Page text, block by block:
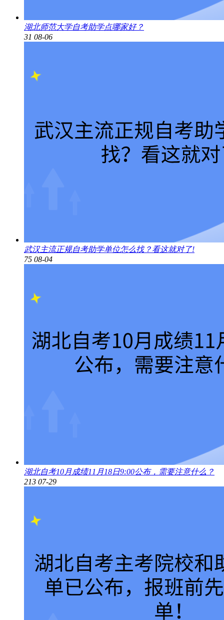
湖北师范大学自考助学点哪家好？
31 08-06
武汉主流正规自考助学单位怎么找？看这就对了!
75 08-04
湖北自考10月成绩11月18日9:00公布，需要注意什么？
213 07-29